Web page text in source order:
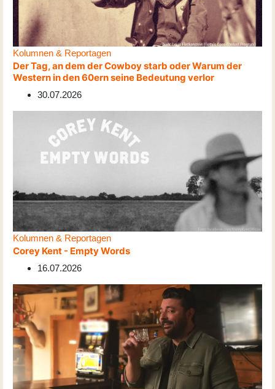
Kolumnen & Reportagen
Der Tag, an dem der Cowboy starb oder Warum der
Western in den 60ern seine Bedeutung verlor
30.07.2026
Kolumnen & Reportagen
Corey Kent - Empty Words
16.07.2026